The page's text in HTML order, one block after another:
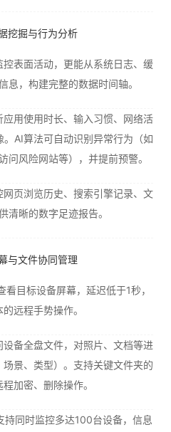
挖掘与行为分析
控表面活动，更能从系统日志、缓
息，构建完整的数据时间轴。
应用使用时长、输入习惯、网络活
AI算法可自动识别异常行为（如
问风险网站等），并提前预警。
网页浏览历史、搜索引擎记录、文
清晰的数字足迹报告。
与文件协同管理
看目标设备屏幕，延迟低于1秒，
远程手势操作。
设备全盘文件，对照片、文档等进
景、类型）。支持关键文件夹的
加密、删除操作。
持同时监控多达100台设备，信息